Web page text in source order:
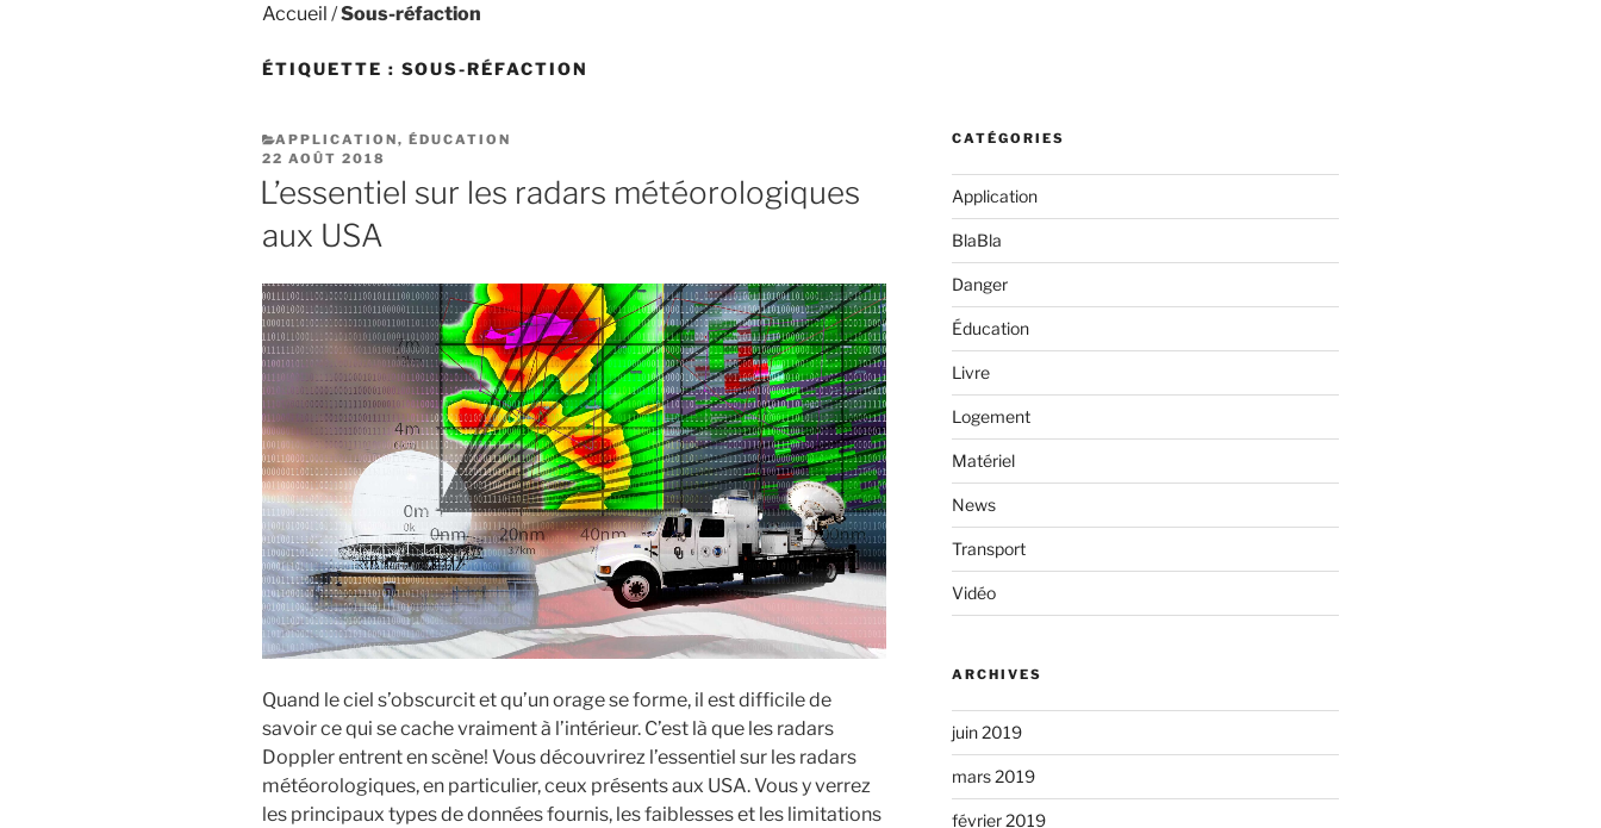
Accueil /Sous-réfaction
ÉTIQUETTE : SOUS-RÉFACTION
CATÉGORIES
APPLICATION, ÉDUCATION
PUBLIÉ
LE
22 AOÛT 2018
L’essentiel sur les radars météorologiques
aux USA
Quand le ciel s’obscurcit et qu’un orage se forme, il est difficile de
savoir ce qui se cache vraiment à l’intérieur. C’est là que les radars
Doppler entrent en scène! Vous découvrirez l’essentiel sur les radars
météorologiques, en particulier, ceux présents aux USA. Vous y verrez
les principaux types de données fournis, les faiblesses et les limitations
CATÉGORIES
Application
BlaBla
Danger
Éducation
Livre
Logement
Matériel
News
Transport
Vidéo
ARCHIVES
juin 2019
mars 2019
février 2019